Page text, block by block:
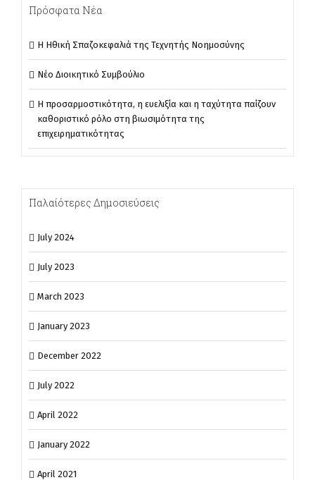
Πρόσφατα Νέα
Η Ηθική Σπαζοκεφαλιά της Τεχνητής Νοημοσύνης
Νέο Διοικητικό Συμβούλιο
Η προσαρμοστικότητα, η ευελιξία και η ταχύτητα παίζουν
καθοριστικό ρόλο στη βιωσιμότητα της
επιχειρηματικότητας
Παλαίότερες Δημοσιεύσεις
July 2024
July 2023
March 2023
January 2023
December 2022
July 2022
April 2022
January 2022
April 2021